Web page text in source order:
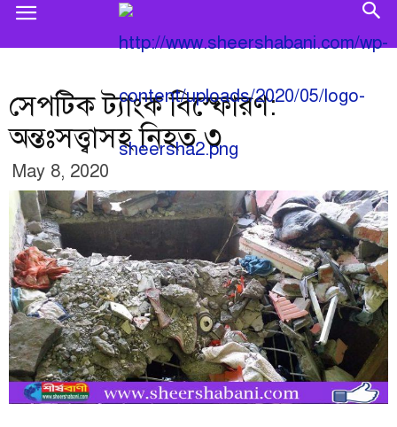
সেপটিক ট্যাংক বিস্ফোরণ:
অন্তঃসত্ত্বাসহ নিহত ৩
May 8, 2020